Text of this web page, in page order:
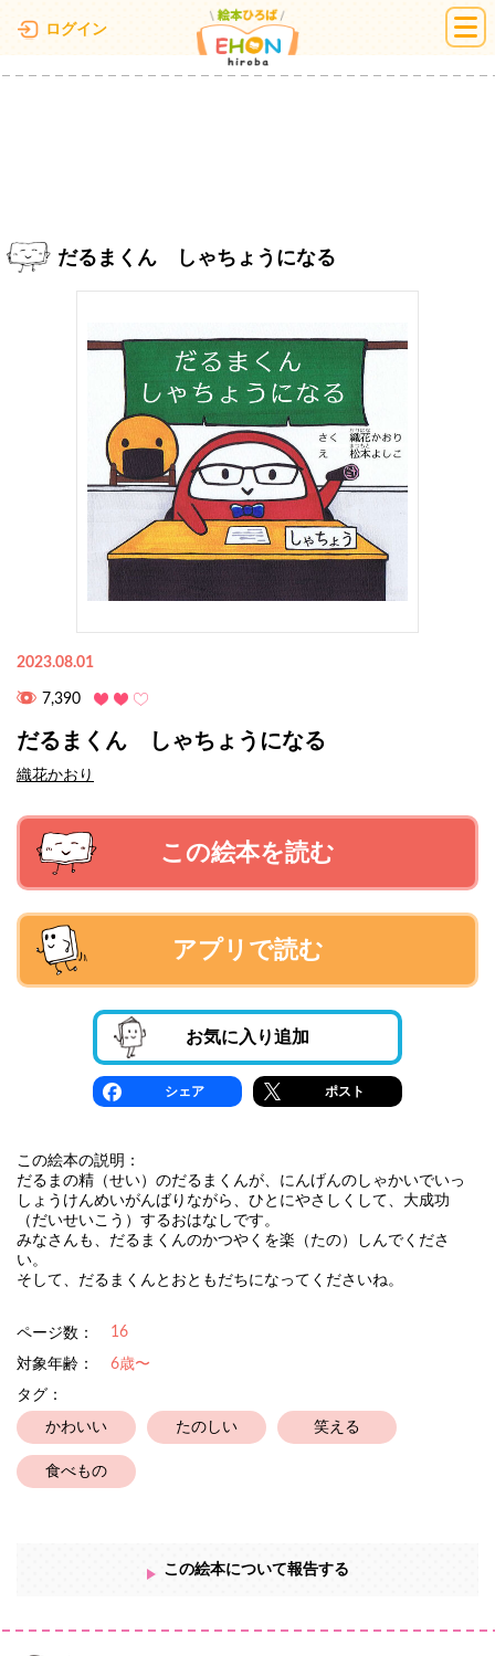
ログイン 絵本ひろば
だるまくん しゃちょうになる
2023.08.01
7,390
だるまくん しゃちょうになる
織花かおり
この絵本を読む
アプリで読む
お気に入り追加
シェア ポスト
この絵本の説明：
だるまの精（せい）のだるまくんが、にんげんのしゃかいでいっ
しょうけんめいがんばりながら、ひとにやさしくして、大成功
（だいせいこう）するおはなしです。
みなさんも、だるまくんのかつやくを楽（たの）しんでくださ
い。
そして、だるまくんとおともだちになってくださいね。
ページ数： 16
対象年齢：
6歳〜
タグ：
かわいい たのしい 笑える
食べもの
この絵本について報告する